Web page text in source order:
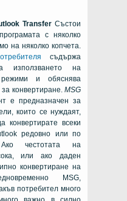
Transfer Състои
с няколко
на няколко копчета.
съдържа
използването на
и обяснява
конвертиране. MSG
е предназначен за
които се нуждаят,
всеки
редовно или по
честотата на
или ако даден
конвертиране на
MSG,
потребител много